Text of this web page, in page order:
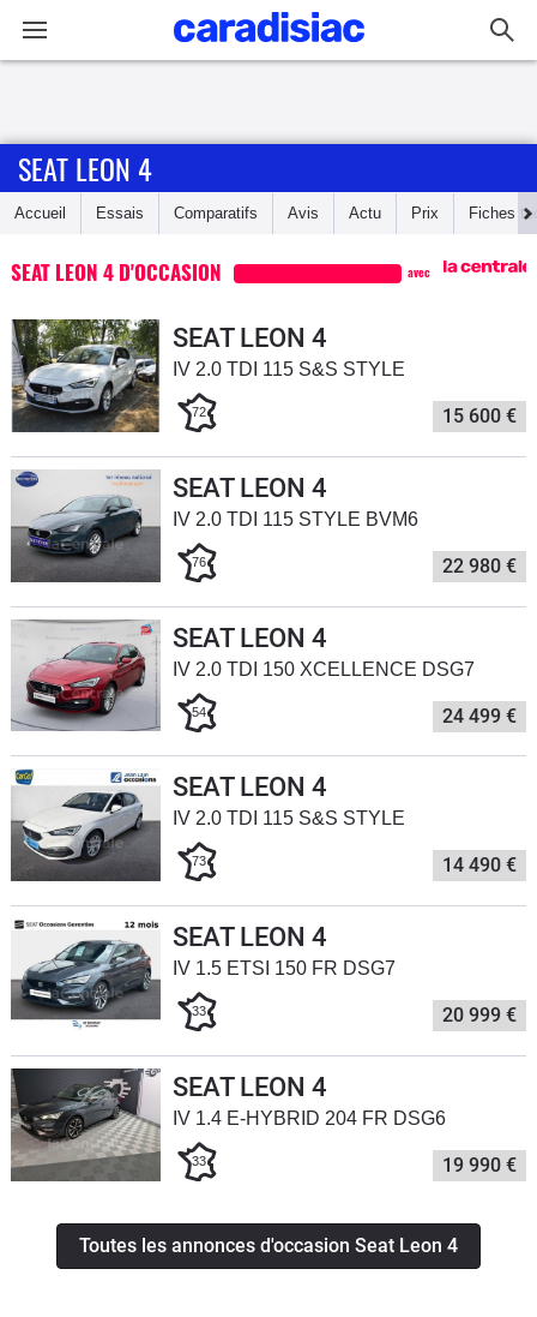
Accueil
Guide
d'achat
Utilitaires
Flottes
Services
Forum
Moto
Marques
SEAT LEON 4
Accueil Essais Comparatifs Avis Actu Prix Fiches
SEAT LEON 4 D'OCCASION avec
SEAT LEON 4
IV 2.0 TDI 115 S&S STYLE
72 15 600 €
SEAT LEON 4
IV 2.0 TDI 115 STYLE BVM6
76 22 980 €
SEAT LEON 4
IV 2.0 TDI 150 XCELLENCE DSG7
54 24 499 €
SEAT LEON 4
IV 2.0 TDI 115 S&S STYLE
73 14 490 €
SEAT LEON 4
IV 1.5 ETSI 150 FR DSG7
33 20 999 €
SEAT LEON 4
IV 1.4 E-HYBRID 204 FR DSG6
33 19 990 €
Toutes les annonces d'occasion Seat Leon 4